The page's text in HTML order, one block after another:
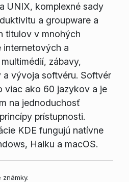
UNIX, komplexné sady
a groupware a
titulov v mnohých
internetových a
zábavy,
vývoja softvéru. Softvér
viac ako 60 jazykov a je
na jednoduchosť
prístupnosti.
KDE fungujú natívne
Haiku a macOS.